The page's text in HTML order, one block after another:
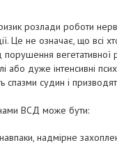
розлади роботи
Це не означає, що всі
вегетативної
або дуже інтенсивні
спазми судин і
ВСД може бути:
надмірне